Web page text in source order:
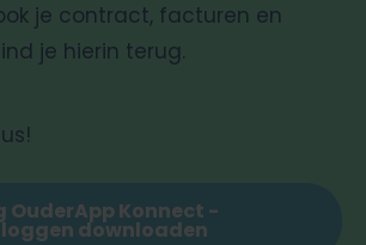
je contract, facturen en
je hierin terug.
OuderApp Konnect -
downloaden